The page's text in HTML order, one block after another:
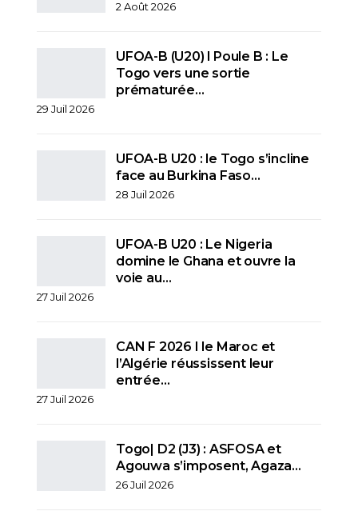
2 Août 2026
UFOA-B (U20) l Poule B : Le
Togo vers une sortie
prématurée…
29 Juil 2026
UFOA-B U20 : le Togo s’incline
face au Burkina Faso…
28 Juil 2026
UFOA-B U20 : Le Nigeria
domine le Ghana et ouvre la
voie au…
27 Juil 2026
CAN F 2026 I le Maroc et
l’Algérie réussissent leur
entrée…
27 Juil 2026
Togo| D2 (J3) : ASFOSA et
Agouwa s’imposent, Agaza…
26 Juil 2026